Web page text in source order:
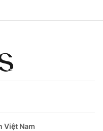
Việt Nam